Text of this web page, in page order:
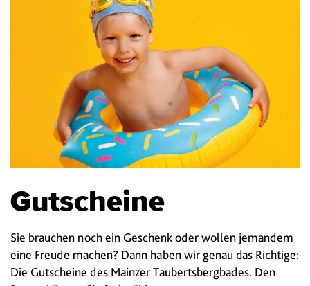
Gutscheine
Sie brauchen noch ein Geschenk oder wollen jemandem
eine Freude machen? Dann haben wir genau das Richtige:
Die Gutscheine des Mainzer Taubertsbergbades. Den